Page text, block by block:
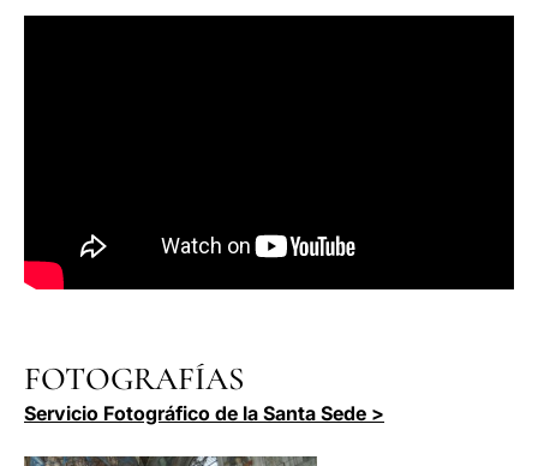
FOTOGRAFÍAS
Servicio Fotográfico de la Santa Sede >